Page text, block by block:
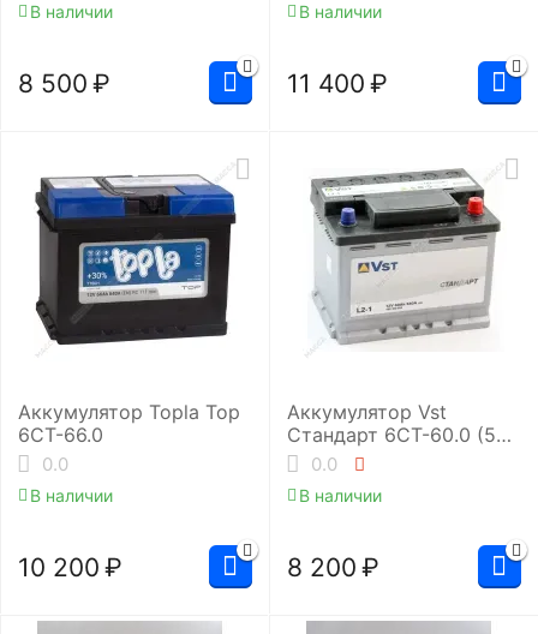
В наличии
8 500 ₽
В наличии
11 400 ₽
Аккумулятор Topla Top
6СТ-66.0
0.0
В наличии
10 200 ₽
Аккумулятор Vst
Стандарт 6СТ-60.0 (560
300 054)
0.0
В наличии
8 200 ₽